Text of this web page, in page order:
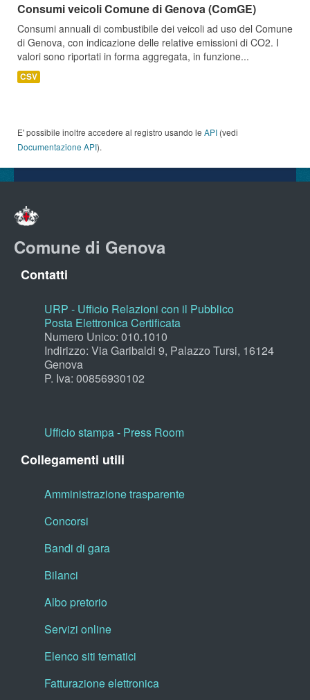
Consumi veicoli Comune di Genova (ComGE)
Consumi annuali di combustibile dei veicoli ad uso del Comune
di Genova, con indicazione delle relative emissioni di CO2. I
valori sono riportati in forma aggregata, in funzione...
CSV
E' possibile inoltre accedere al registro usando le API (vedi
Documentazione API).
Comune di Genova
Contatti
URP - Ufficio Relazioni con il Pubblico
Posta Elettronica Certificata
Numero Unico: 010.1010
Indirizzo: Via Garibaldi 9, Palazzo Tursi, 16124
Genova
P. Iva: 00856930102
Ufficio stampa - Press Room
Collegamenti utili
Amministrazione trasparente
Concorsi
Bandi di gara
Bilanci
Albo pretorio
Servizi online
Elenco siti tematici
Fatturazione elettronica